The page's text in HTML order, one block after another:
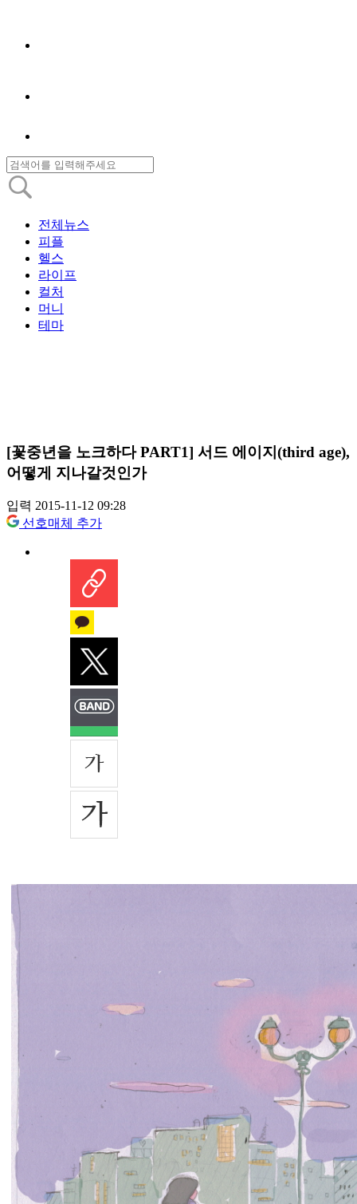
전체뉴스
피플
헬스
라이프
컬처
머니
테마
[꽃중년을 노크하다 PART1] 서드 에이지(third age),
어떻게 지나갈것인가
입력 2015-11-12 09:28
선호매체 추가